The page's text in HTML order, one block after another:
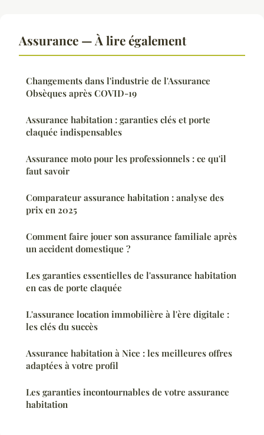
Assurance — À lire également
Changements dans l'industrie de l'Assurance
Obsèques après COVID-19
Assurance habitation : garanties clés et porte
claquée indispensables
Assurance moto pour les professionnels : ce qu'il
faut savoir
Comparateur assurance habitation : analyse des
prix en 2025
Comment faire jouer son assurance familiale après
un accident domestique ?
Les garanties essentielles de l'assurance habitation
en cas de porte claquée
L'assurance location immobilière à l'ère digitale :
les clés du succès
Assurance habitation à Nice : les meilleures offres
adaptées à votre profil
Les garanties incontournables de votre assurance
habitation